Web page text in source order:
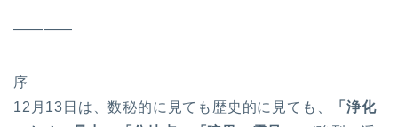
————
序
12月13日は、数秘的に見ても歴史的に見ても、
「浄化